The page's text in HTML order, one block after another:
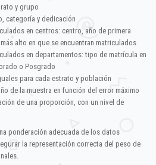
y grupo
categoría y dedicación
en centros: centro, año de primera
alto en que se encuentran matriculados
en departamentos: tipo de matrícula en
o Posgrado
para cada estrato y población
de la muestra en función del error máximo
de una proporción, con un nivel de
ponderación adecuada de los datos
la representación correcta del peso de